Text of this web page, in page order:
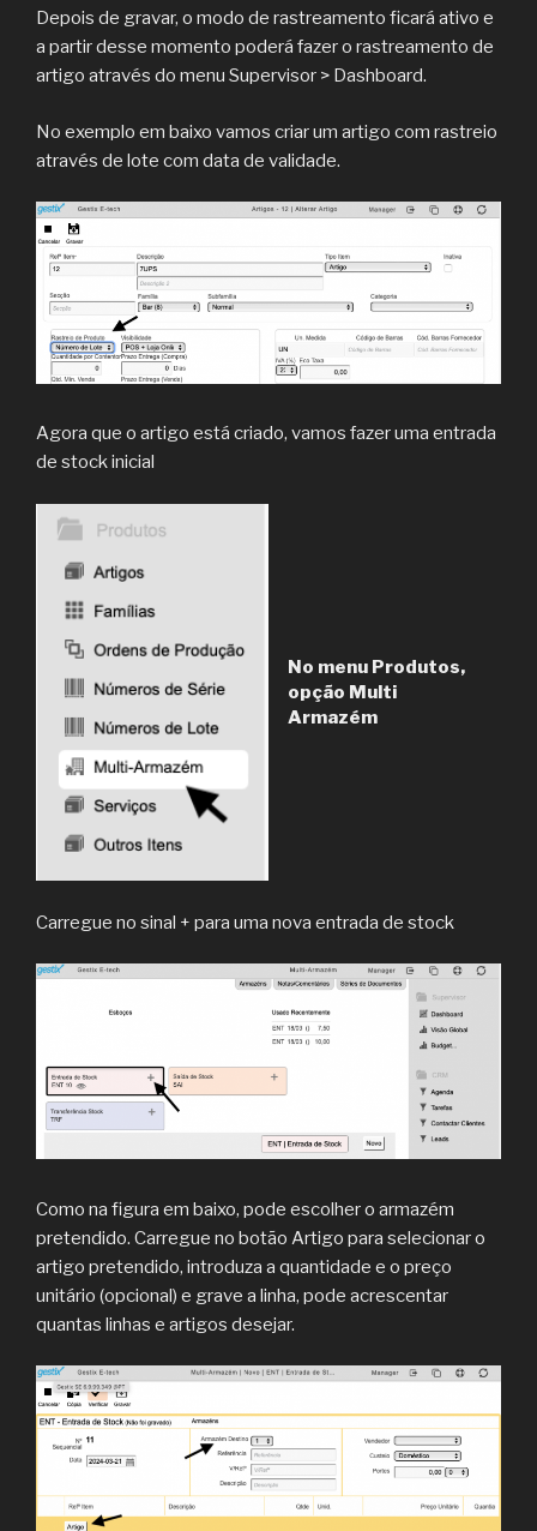
Depois de gravar, o modo de rastreamento ficará ativo e
a partir desse momento poderá fazer o rastreamento de
artigo através do menu Supervisor > Dashboard.
No exemplo em baixo vamos criar um artigo com rastreio
através de lote com data de validade.
Agora que o artigo está criado, vamos fazer uma entrada
de stock inicial
No menu Produtos,
opção Multi
Armazém
Carregue no sinal + para uma nova entrada de stock
Como na figura em baixo, pode escolher o armazém
pretendido. Carregue no botão Artigo para selecionar o
artigo pretendido, introduza a quantidade e o preço
unitário (opcional) e grave a linha, pode acrescentar
quantas linhas e artigos desejar.